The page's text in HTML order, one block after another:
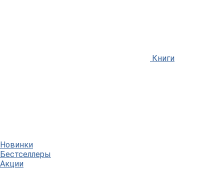
Книги
Новинки
Бестселлеры
Акции